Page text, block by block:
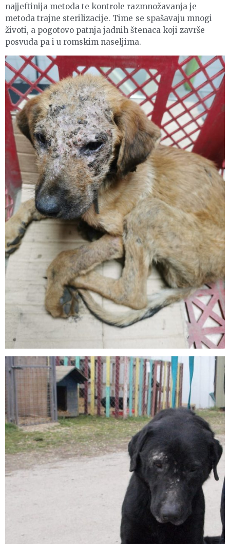
najjeftinija metoda te kontrole razmnožavanja je
metoda trajne sterilizacije. Time se spašavaju mnogi
životi, a pogotovo patnja jadnih štenaca koji završe
posvuda pa i u romskim naseljima.